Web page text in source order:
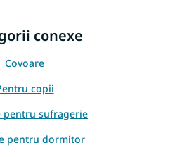
conexe
Covoare
copii
pentru sufragerie
pentru dormitor